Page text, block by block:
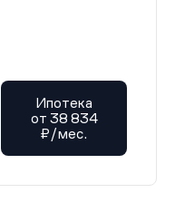
Ипотека
от 38 834
₽/мес.